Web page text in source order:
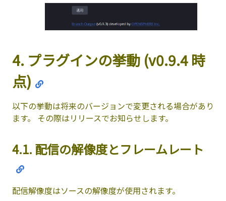
4. プラグインの挙動 (v0.9.4 時
点)
以下の挙動は将来のバージョンで変更される場合があり
ます。 その際はリリースでお知らせします。
4.1. 配信の解像度とフレームレート
配信解像度はソースの解像度が使用されます。